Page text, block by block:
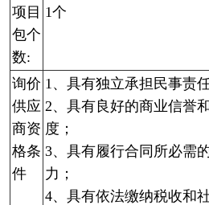
项目
包个
数:
1个
询价
供应
商资
格条
件
1、具有独立承担民事责
2、具有良好的商业信誉
度；
3、具有履行合同所必需
力；
4、具有依法缴纳税收和